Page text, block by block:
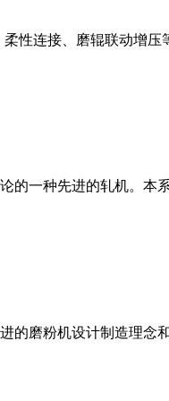
性连接、磨辊联动增
的一种先进的轧机。本
的磨粉机设计制造理念